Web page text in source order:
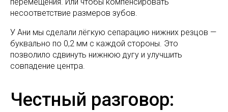
несоответствие размеров зубов.
У Ани мы сделали лёгкую сепарацию нижних резцов —
буквально по 0,2 мм с каждой стороны. Это
позволило сдвинуть нижнюю дугу и улучшить
совпадение центра.
Честный разговор: